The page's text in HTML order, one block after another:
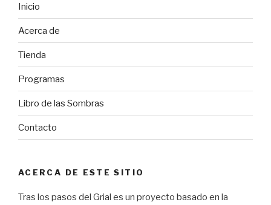
Inicio
Acerca de
Tienda
Programas
Libro de las Sombras
Contacto
ACERCA DE ESTE SITIO
Tras los pasos del Grial es un proyecto basado en la